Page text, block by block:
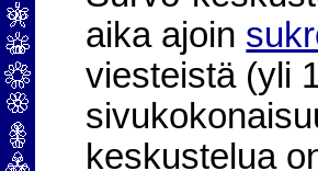
aika ajoin
viesteistä (yli
keskustelua